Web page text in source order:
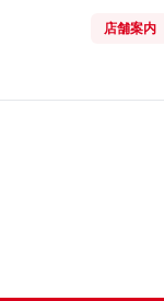
店舗案内